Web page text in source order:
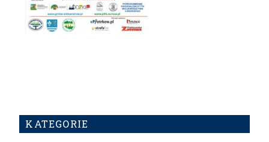
KATEGORIE